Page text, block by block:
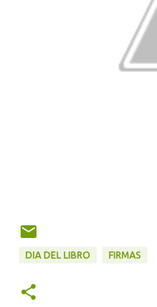
DIA DEL LIBRO FIRMAS